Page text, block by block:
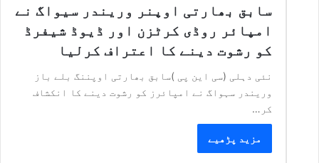
سابق بھارتی اوپنر وریندر سیواگ نے
امپائر روڈی کرٹزن اور ڈیوڈ شیفرڈ
کو رشوت دینے کا اعتراف کرلیا
نئی دہلی (سی این پی )سابق بھارتی اوپننگ بلے باز
وریندر سہواگ نے امپائرز کو رشوت دینے کا انکشاف
کر…
مزید پڑھیے